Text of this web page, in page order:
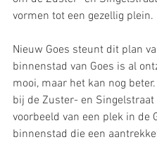
vormen tot een gezellig plein.
Nieuw Goes steunt dit plan
binnenstad van Goes is al
mooi, maar het kan nog
bij de Zuster- en Singelstraat
voorbeeld van een plek in de
binnenstad die een